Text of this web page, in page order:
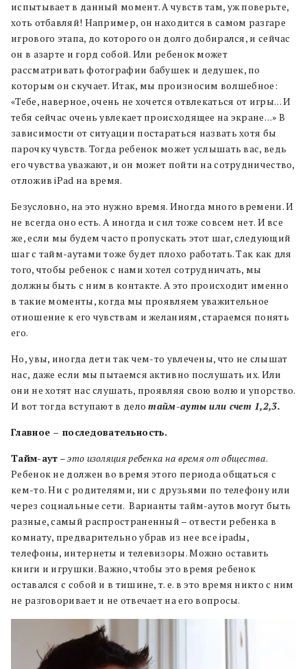
испытывает в данный момент. А чувств там, уж поверьте,
хоть отбавляй! Например, он находится в самом разгаре
игрового этапа, до которого он долго добирался, и сейчас
он в азарте и горд собой. Или ребенок может
рассматривать фотографии бабушек и дедушек, по
которым он скучает. Итак, мы произносим волшебное:
«Тебе, наверное, очень не хочется отвлекаться от игры… И
тебя сейчас очень увлекает происходящее на экране…» В
зависимости от ситуации постараться назвать хотя бы
парочку чувств. Тогда ребенок может услышать вас, ведь
его чувства уважают, и он может пойти на сотрудничество,
отложив iPad на время.
Безусловно, на это нужно время. Иногда много времени. И
не всегда оно есть. А иногда и сил тоже совсем нет. И все
же, если мы будем часто пропускать этот шаг, следующий
шаг с тайм-аутами тоже будет плохо работать. Так как для
того, чтобы ребенок с нами хотел сотрудничать, мы
должны быть с ним в контакте. А это происходит именно
в такие моменты, когда мы проявляем уважительное
отношение к его чувствам и желаниям, стараемся понять
его.
Но, увы, иногда дети так чем-то увлечены, что не слышат
нас, даже если мы пытаемся активно послушать их. Или
они не хотят нас слушать, проявляя свою волю и упорство.
И вот тогда вступают в делотайм-ауты или счет 1,2,3.
Главное – последовательность.
Тайм-аут –это изоляция ребенка на время от общества.
Ребенок не должен во время этого периода общаться с
кем-то. Ни с родителями, ни с друзьями по телефону или
через социальные сети. Варианты тайм-аутов могут быть
разные, самый распространенный – отвести ребенка в
комнату, предварительно убрав из нее все ipadы,
телефоны, интернеты и телевизоры. Можно оставить
книги и игрушки. Важно, чтобы это время ребенок
оставался с собой и в тишине, т. е. в это время никто с ним
не разговоривает и не отвечает на его вопросы.